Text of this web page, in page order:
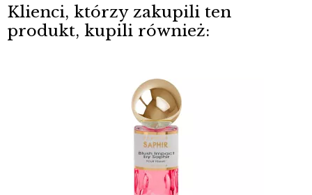
Klienci, którzy zakupili ten
produkt, kupili również: